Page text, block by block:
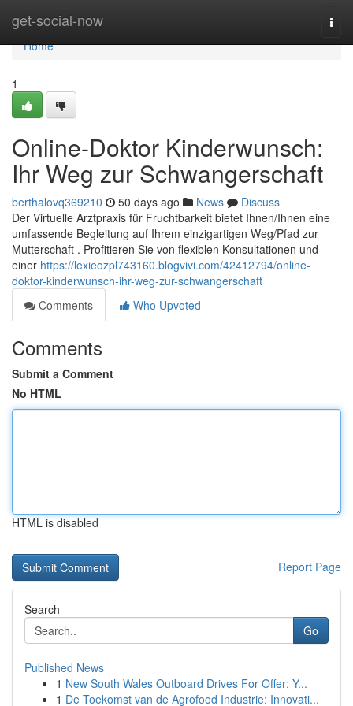
get-social-now
Home
Home
1
Online-Doktor Kinderwunsch:
Ihr Weg zur Schwangerschaft
berthalovq369210 50 days ago News
Discuss
Der Virtuelle Arztpraxis für Fruchtbarkeit bietet Ihnen/Ihnen eine
umfassende Begleitung auf Ihrem einzigartigen Weg/Pfad zur
Mutterschaft . Profitieren Sie von flexiblen Konsultationen und
einer https://lexieozpl743160.blogvivi.com/42412794/online-
doktor-kinderwunsch-ihr-weg-zur-schwangerschaft
Comments
Who Upvoted
Comments
Submit a Comment
No HTML
HTML is disabled
Report Page
Search
Go
Published News
1 New South Wales Outboard Drives For Offer: Y...
1 De Toekomst van de Agrofood Industrie: Innovati...